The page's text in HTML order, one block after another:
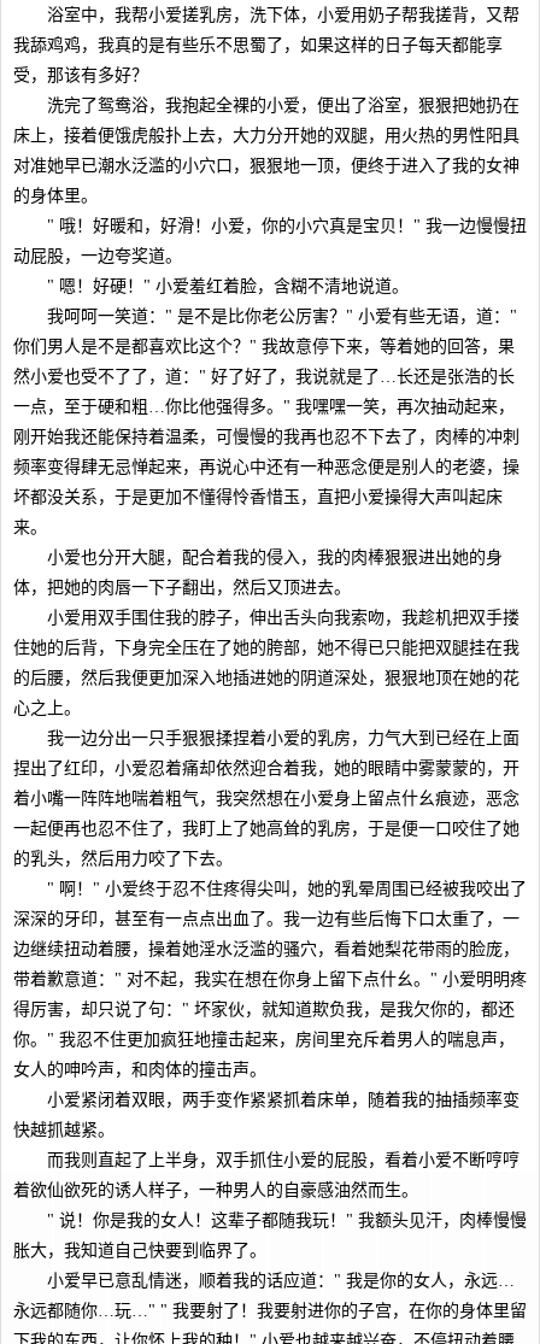
浴室中，我帮小爱搓乳房，洗下体，小爱用奶子帮我搓背，又帮
我舔鸡鸡，我真的是有些乐不思蜀了，如果这样的日子每天都能享
受，那该有多好？
洗完了鸳鸯浴，我抱起全裸的小爱，便出了浴室，狠狠把她扔在
床上，接着便饿虎般扑上去，大力分开她的双腿，用火热的男性阳具
对准她早已潮水泛滥的小穴口，狠狠地一顶，便终于进入了我的女神
的身体里。
" 哦！好暖和，好滑！小爱，你的小穴真是宝贝！" 我一边慢慢扭
动屁股，一边夸奖道。
" 嗯！好硬！" 小爱羞红着脸，含糊不清地说道。
我呵呵一笑道：" 是不是比你老公厉害？" 小爱有些无语，道："
你们男人是不是都喜欢比这个？" 我故意停下来，等着她的回答，果
然小爱也受不了了，道：" 好了好了，我说就是了…长还是张浩的长
一点，至于硬和粗…你比他强得多。" 我嘿嘿一笑，再次抽动起来，
刚开始我还能保持着温柔，可慢慢的我再也忍不下去了，肉棒的冲刺
频率变得肆无忌惮起来，再说心中还有一种恶念便是别人的老婆，操
坏都没关系，于是更加不懂得怜香惜玉，直把小爱操得大声叫起床
来。
小爱也分开大腿，配合着我的侵入，我的肉棒狠狠进出她的身
体，把她的肉唇一下子翻出，然后又顶进去。
小爱用双手围住我的脖子，伸出舌头向我索吻，我趁机把双手搂
住她的后背，下身完全压在了她的胯部，她不得已只能把双腿挂在我
的后腰，然后我便更加深入地插进她的阴道深处，狠狠地顶在她的花
心之上。
我一边分出一只手狠狠揉捏着小爱的乳房，力气大到已经在上面
捏出了红印，小爱忍着痛却依然迎合着我，她的眼睛中雾蒙蒙的，开
着小嘴一阵阵地喘着粗气，我突然想在小爱身上留点什幺痕迹，恶念
一起便再也忍不住了，我盯上了她高耸的乳房，于是便一口咬住了她
的乳头，然后用力咬了下去。
" 啊！" 小爱终于忍不住疼得尖叫，她的乳晕周围已经被我咬出了
深深的牙印，甚至有一点点出血了。我一边有些后悔下口太重了，一
边继续扭动着腰，操着她淫水泛滥的骚穴，看着她梨花带雨的脸庞，
带着歉意道：" 对不起，我实在想在你身上留下点什幺。" 小爱明明疼
得厉害，却只说了句：" 坏家伙，就知道欺负我，是我欠你的，都还
你。" 我忍不住更加疯狂地撞击起来，房间里充斥着男人的喘息声，
女人的呻吟声，和肉体的撞击声。
小爱紧闭着双眼，两手变作紧紧抓着床单，随着我的抽插频率变
快越抓越紧。
而我则直起了上半身，双手抓住小爱的屁股，看着小爱不断哼哼
着欲仙欲死的诱人样子，一种男人的自豪感油然而生。
" 说！你是我的女人！这辈子都随我玩！" 我额头见汗，肉棒慢慢
胀大，我知道自己快要到临界了。
小爱早已意乱情迷，顺着我的话应道：" 我是你的女人，永远…
永远都随你…玩…" " 我要射了！我要射进你的子宫，在你的身体里留